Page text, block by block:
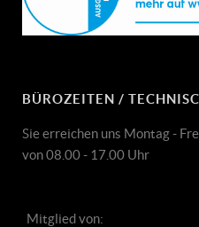
BÜROZEITEN /
Sie erreichen uns Montag -
von 08.00 - 17.00 Uhr
Mitglied von: